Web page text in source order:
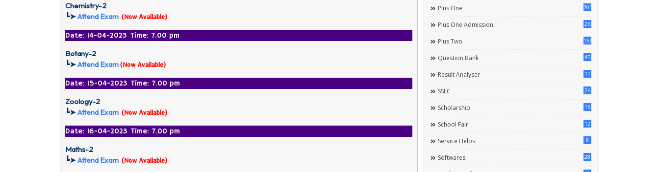
Chemistry-2
┗➤Attend Exam (Now Available)
Date: 14-04-2023 Time: 7.00 pm
Botany-2
┗➤Attend Exam (Now Available)
Date: 15-04-2023 Time: 7.00 pm
Zoology-2
┗➤Attend Exam (Now Available)
Date: 16-04-2023 Time: 7.00 pm
Maths-2
┗➤Attend Exam (Now Available)
Plus One 205
Plus One Admission 26
Plus Two 166
Question Bank 45
Result Analyser 11
SSLC 26
Scholarship 16
School Fair 12
Service Helps 8
Softwares 28